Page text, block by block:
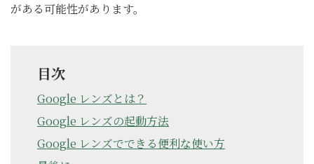
がある可能性があります。
目次
Google レンズとは？
Google レンズの起動方法
Google レンズでできる便利な使い方